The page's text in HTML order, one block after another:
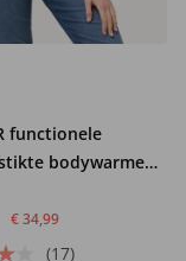
functionele
bodywarmer,
kraag
€ 34,99
(17)